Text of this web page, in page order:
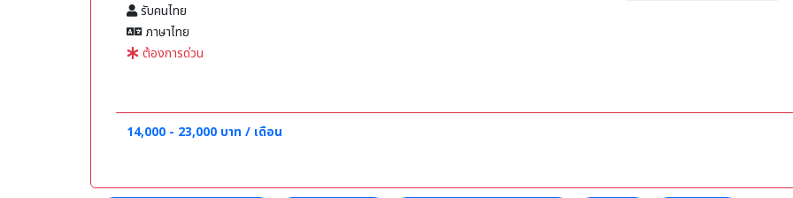
รับคนไทย
ภาษาไทย
ต้องการด่วน
14,000 - 23,000 บาท / เดือน